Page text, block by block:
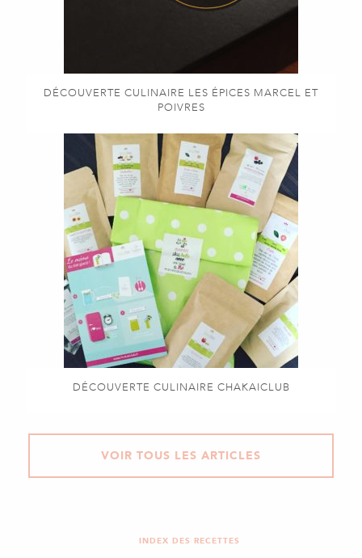
DÉCOUVERTE CULINAIRE LES ÉPICES MARCEL ET
POIVRES
DÉCOUVERTE CULINAIRE CHAKAICLUB
VOIR TOUS LES ARTICLES
INDEX DES RECETTES